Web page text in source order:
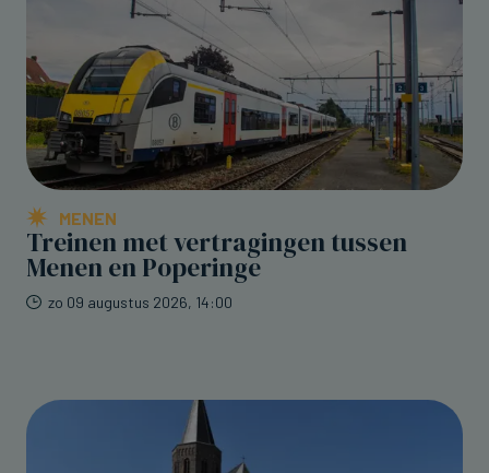
MENEN
Treinen met vertragingen tussen
Menen en Poperinge
zo 09 augustus 2026, 14:00